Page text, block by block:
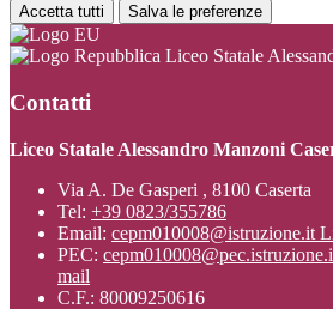
Accetta tutti Salva le preferenze
Liceo Statale
Contatti
Liceo Statale Alessandro Manzoni
Via A. De Gasperi , 8100 Caserta
Tel: +39 0823/355786
Email: cepm010008@istruzione.it
PEC:
mail
C.F.: 80009250616